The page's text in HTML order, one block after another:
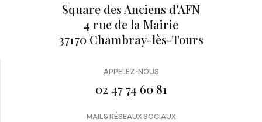
Square des Anciens d'AFN
4 rue de la Mairie
37170 Chambray-lès-Tours
APPELEZ-NOUS
02 47 74 60 81
MAIL & RÉSEAUX SOCIAUX